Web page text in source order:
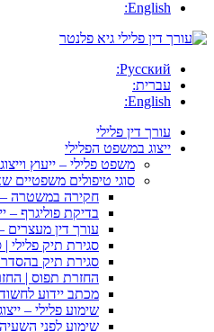
English:
Русский:
עברית:
English:
עורך דין פלילי
ייצוג במשפט הפלילי
משפט פלילי – ייעוץ
סוגי טיפולים משפטיים
חקירה במשטרה –
בדיקת פוליגרף –
עורך דין
סגירת תיק
סגירת תיק
החזרת תפוס |
מכתב יידוע לחשוד
שימוע פלילי –
שימוע לפני